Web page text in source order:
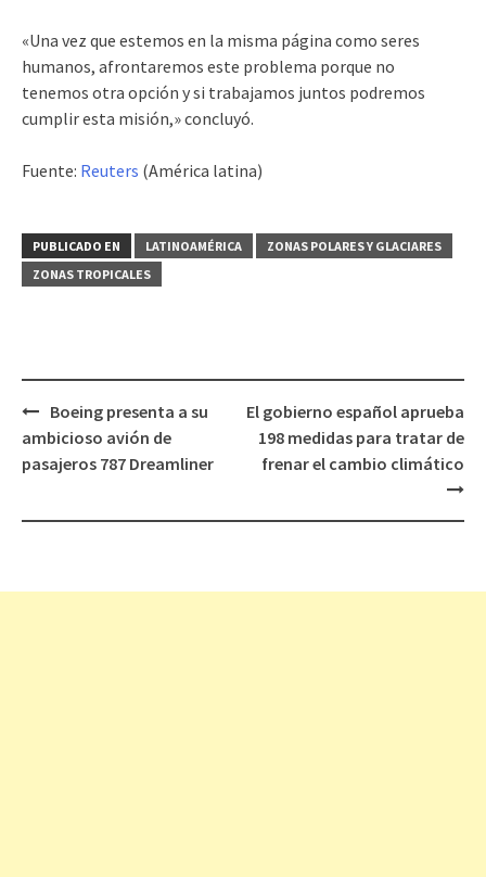
«Una vez que estemos en la misma página como seres
humanos, afrontaremos este problema porque no
tenemos otra opción y si trabajamos juntos podremos
cumplir esta misión,» concluyó.
Fuente: Reuters (América latina)
PUBLICADO EN LATINOAMÉRICA
ZONAS POLARES Y GLACIARES
ZONAS TROPICALES
Navegación
de
entradas
Boeing presenta a su
ambicioso avión de
pasajeros 787 Dreamliner
El gobierno español aprueba
198 medidas para tratar de
frenar el cambio climático